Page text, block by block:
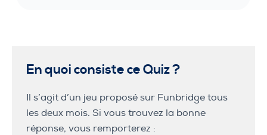
En quoi consiste ce Quiz ?
Il s’agit d’un jeu proposé sur Funbridge tous
les deux mois. Si vous trouvez la bonne
réponse, vous remporterez :